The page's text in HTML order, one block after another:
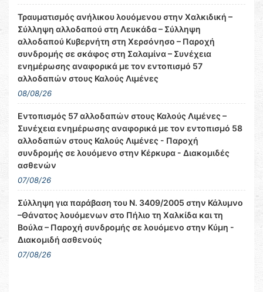
Τραυματισμός ανήλικου λουόμενου στην Χαλκιδική –
Σύλληψη αλλοδαπού στη Λευκάδα – Σύλληψη
αλλοδαπού Κυβερνήτη στη Χερσόνησο – Παροχή
συνδρομής σε σκάφος στη Σαλαμίνα – Συνέχεια
ενημέρωσης αναφορικά με τον εντοπισμό 57
αλλοδαπών στους Καλούς Λιμένες
08/08/26
Εντοπισμός 57 αλλοδαπών στους Καλούς Λιμένες –
Συνέχεια ενημέρωσης αναφορικά με τον εντοπισμό 58
αλλοδαπών στους Καλούς Λιμένες - Παροχή
συνδρομής σε λουόμενο στην Κέρκυρα - Διακομιδές
ασθενών
07/08/26
Σύλληψη για παράβαση του Ν. 3409/2005 στην Κάλυμνο
–Θάνατος λουόμενων στο Πήλιο τη Χαλκίδα και τη
Βούλα – Παροχή συνδρομής σε λουόμενο στην Κύμη -
Διακομιδή ασθενούς
07/08/26